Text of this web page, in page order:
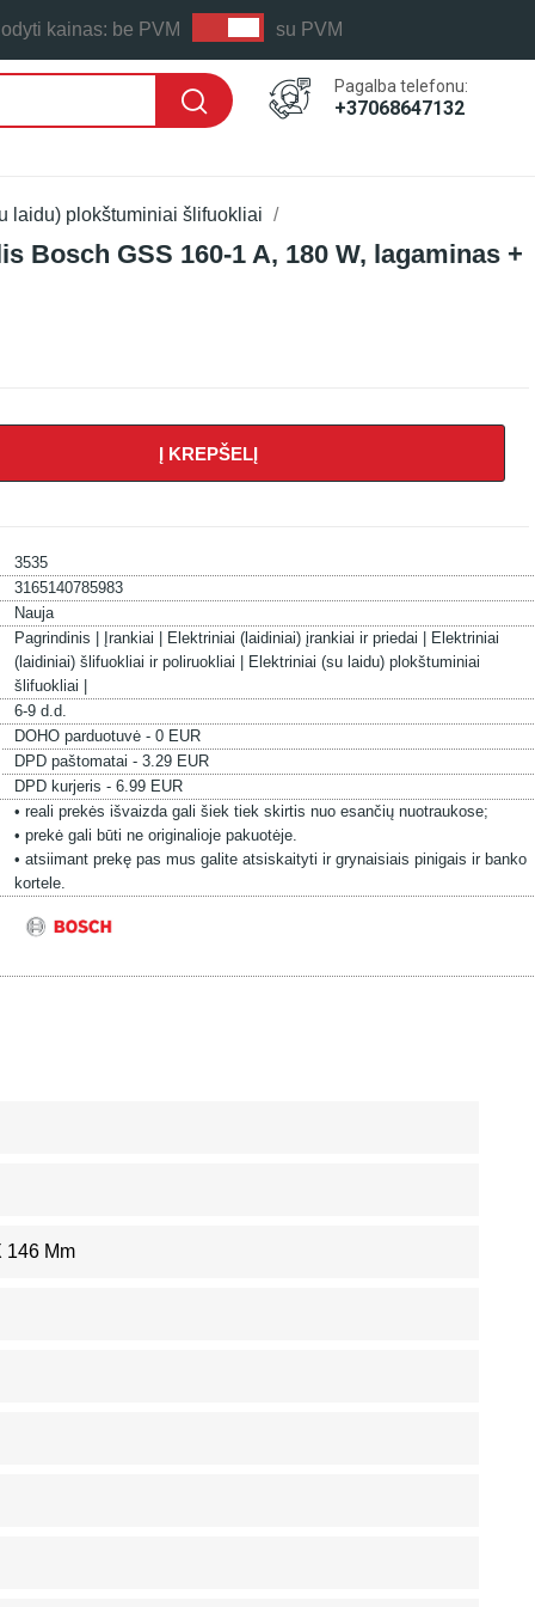
kainas: be PVM su PVM
Pagalba telefonu:
+37068647132
laidu) plokštuminiai šlifuokliai
Bosch GSS 160-1 A, 180 W, lagaminas +
Į KREPŠELĮ
3535
3165140785983
Nauja
Pagrindinis | Įrankiai | Elektriniai (laidiniai) įrankiai ir priedai |
Elektriniai
(laidiniai) šlifuokliai ir poliruokliai |
Elektriniai (su laidu) plokštuminiai
šlifuokliai |
6-9 d.d.
DOHO parduotuvė - 0 EUR
DPD paštomatai - 3.29 EUR
DPD kurjeris - 6.99 EUR
• reali prekės išvaizda gali šiek tiek skirtis nuo esančių nuotraukose;
• prekė gali būti ne originalioje pakuotėje.
• atsiimant prekę pas mus galite atsiskaityti ir grynaisiais pinigais ir banko
kortele.
146 Mm